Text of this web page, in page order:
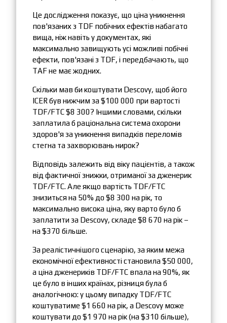
Це дослідження показує, що ціна уникнення
пов'язаних з TDF побічних ефектів набагато
вища, ніж навіть у документах, які
максимально завищують усі можливі побічні
ефекти, пов'язані з TDF, і передбачають, що
TAF не має жодних.
Скільки мав би коштувати Descovy, щоб його
ICER був нижчим за $100 000 при вартості
TDF/FTC $8 300? Іншими словами, скільки
заплатила б раціональна система охорони
здоров'я за уникнення випадків переломів
стегна та захворювань нирок?
Відповідь залежить від віку пацієнтів, а також
від фактичної знижки, отриманої за дженерик
TDF/FTC. Але якщо вартість TDF/FTC
знизиться на 50% до $8 300 на рік, то
максимально висока ціна, яку варто було б
заплатити за Descovy, складе $8 670 на рік –
на $370 більше.
За реалістичнішого сценарію, за яким межа
економічної ефективності становила $50 000,
а ціна дженериків TDF/FTC впала на 90%, як
це було в інших країнах, різниця була б
аналогічною: у цьому випадку TDF/FTC
коштуватиме $1 660 на рік, а Descovy може
коштувати до $1 970 на рік (на $310 більше),